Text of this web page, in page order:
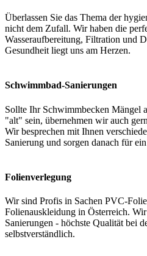
Überlassen Sie das Thema der
nicht dem Zufall. Wir haben die
Wasseraufbereitung, Filtration und
Gesundheit liegt uns am Herzen.
Schwimmbad-Sanierungen
Sollte Ihr Schwimmbecken Mängel
"alt" sein, übernehmen wir auch
Wir besprechen mit Ihnen
Sanierung und sorgen danach für
Folienverlegung
Wir sind Profis in Sachen PVC-
Folienauskleidung in Österreich.
Sanierungen - höchste Qualität bei
selbstverständlich.